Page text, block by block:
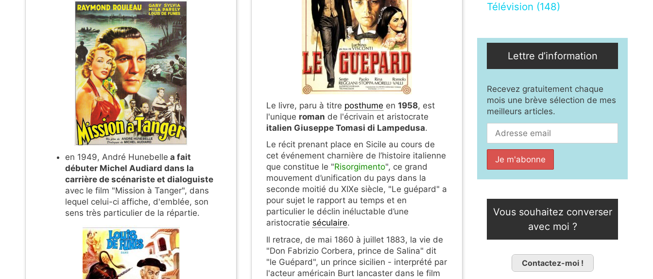
en 1949, André Hunebelle a fait
débuter Michel Audiard dans la
carrière de scénariste et dialoguiste
avec le film "Mission à Tanger", dans
lequel celui-ci affiche, d'emblée, son
sens très particulier de la répartie.
Le livre, paru à titre posthume en 1958, est
l'unique roman de l'écrivain et aristocrate
italien Giuseppe Tomasi di Lampedusa.
Le récit prenant place en Sicile au cours de
cet événement charnière de l’histoire italienne
que constitue le "Risorgimento", ce grand
mouvement d’unification du pays dans la
seconde moitié du XIXe siècle, "Le guépard" a
pour sujet le rapport au temps et en
particulier le déclin inéluctable d’une
aristocratie séculaire.
Il retrace, de mai 1860 à juillet 1883, la vie de
"Don Fabrizio Corbera, prince de Salina" dit
"le Guépard", un prince sicilien - interprété par
l'acteur américain Burt lancaster dans le film
Télévision (148)
Lettre d’information
Recevez gratuitement chaque
mois une brève sélection de mes
meilleurs articles.
Vous souhaitez converser
avec moi ?
Contactez-moi !